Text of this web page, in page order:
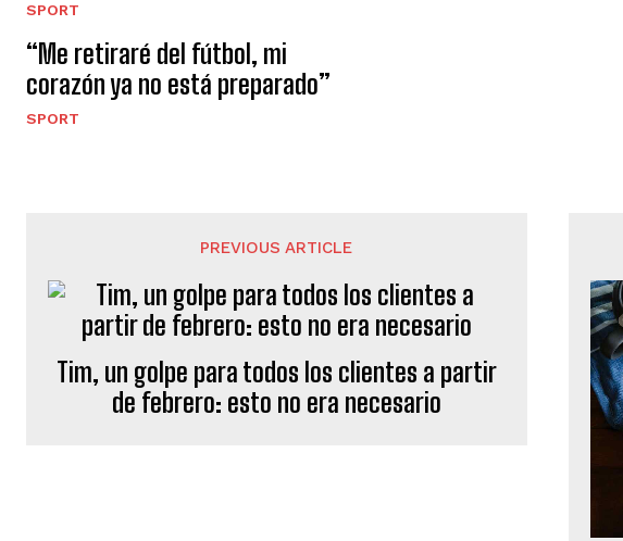
SPORT
“Me retiraré del fútbol, ​​mi
corazón ya no está preparado”
SPORT
PREVIOUS ARTICLE
Tim, un golpe para todos los clientes a partir
de febrero: esto no era necesario